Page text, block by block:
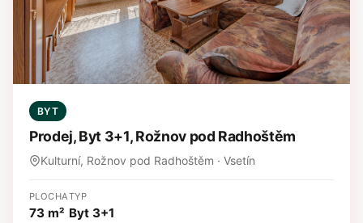
BYT
Prodej, Byt 3+1, Rožnov pod Radhoštěm
Kulturní, Rožnov pod Radhoštěm · Vsetín
PLOCHA
73 m²
TYP
Byt 3+1